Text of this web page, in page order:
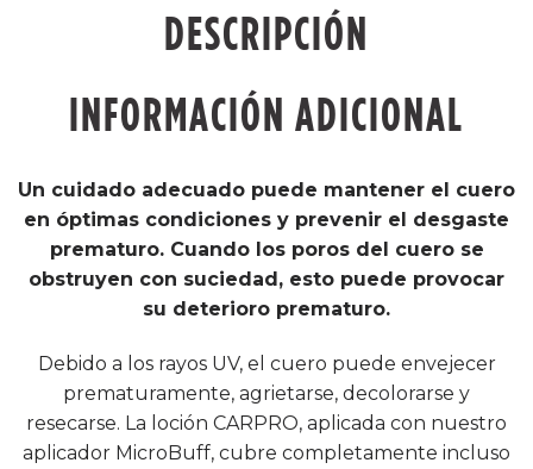
DESCRIPCIÓN
INFORMACIÓN ADICIONAL
Un cuidado adecuado puede mantener el cuero
en óptimas condiciones y prevenir el desgaste
prematuro. Cuando los poros del cuero se
obstruyen con suciedad, esto puede provocar
su deterioro prematuro.
Debido a los rayos UV, el cuero puede envejecer
prematuramente, agrietarse, decolorarse y
resecarse. La loción CARPRO, aplicada con nuestro
aplicador MicroBuff, cubre completamente incluso